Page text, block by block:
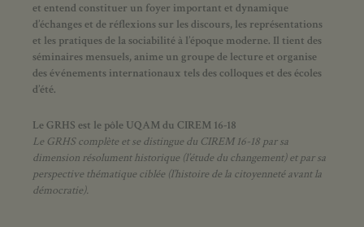
et entend constituer un foyer important et dynamique
d’échanges et de réflexions sur les discours, les représentations
et les pratiques de la sociabilité à l’époque moderne. Il tient des
séminaires mensuels, anime un groupe de lecture et organise
des événements internationaux tels des colloques et des écoles
d’été.
Le GRHS est le pôle UQAM du CIREM 16-18
Le GRHS complète et se distingue du CIREM 16-18 par sa
dimension résolument historique (l’étude du changement) et par sa
perspective thématique ciblée (l’histoire de la citoyenneté avant la
démocratie).